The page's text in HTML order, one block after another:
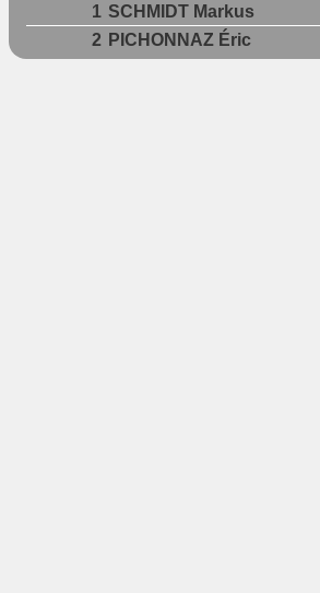
1 SCHMIDT Markus
2 PICHONNAZ Éric